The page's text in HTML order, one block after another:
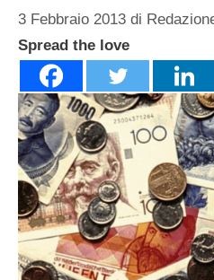
3 Febbraio 2013 di
Spread the love